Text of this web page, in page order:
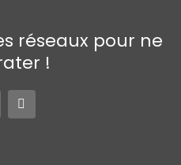
réseaux pour ne
!
I
n
s